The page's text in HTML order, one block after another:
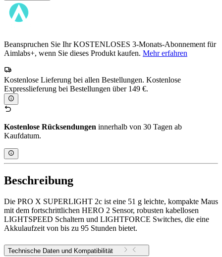
Beanspruchen Sie Ihr KOSTENLOSES 3-Monats-Abonnement für
Aimlabs+, wenn Sie dieses Produkt kaufen. Mehr erfahren
Kostenlose Lieferung bei allen Bestellungen. Kostenlose
Expresslieferung bei Bestellungen über 149 €.
Kostenlose Rücksendungen innerhalb von 30 Tagen ab
Kaufdatum.
Beschreibung
Die PRO X SUPERLIGHT 2c ist eine 51 g leichte, kompakte Maus
mit dem fortschrittlichen HERO 2 Sensor, robusten kabellosen
LIGHTSPEED Schaltern und LIGHTFORCE Switches, die eine
Akkulaufzeit von bis zu 95 Stunden bietet.
Technische Daten und Kompatibilität